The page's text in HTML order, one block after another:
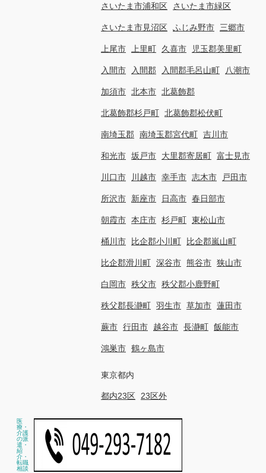
さいたま市浦和区 さいたま市緑区
さいたま市見沼区 ふじみ野市 三郷市
上尾市 上里町 久喜市 児玉郡美里町
入間市 入間郡 入間郡毛呂山町 八潮市
加須市 北本市 北葛飾郡
北葛飾郡杉戸町 北葛飾郡松伏町
南埼玉郡 南埼玉郡宮代町 吉川市
和光市 坂戸市 大里郡寄居町 富士見市
川口市 川越市 幸手市 志木市 戸田市
所沢市 新座市 日高市 春日部市
朝霞市 本庄市 杉戸町 東松山市
桶川市 比企郡小川町 比企郡嵐山町
比企郡滑川町 深谷市 熊谷市 狭山市
白岡市 秩父市 秩父郡小鹿野町
秩父郡長瀞町 羽生市 草加市 蓮田市
蕨市 行田市 越谷市 長瀞町 飯能市
鴻巣市 鶴ヶ島市
東京都内
都内23区 23区外
医
療・
介護
の派
遣・
紹
介・
転職
相談